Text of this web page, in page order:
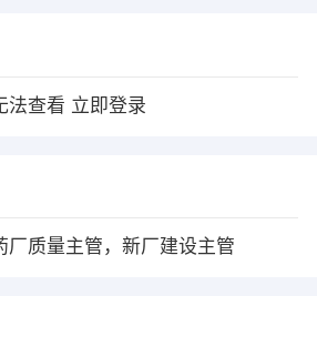
法查看 立即登录
厂质量主管，新厂建设主管